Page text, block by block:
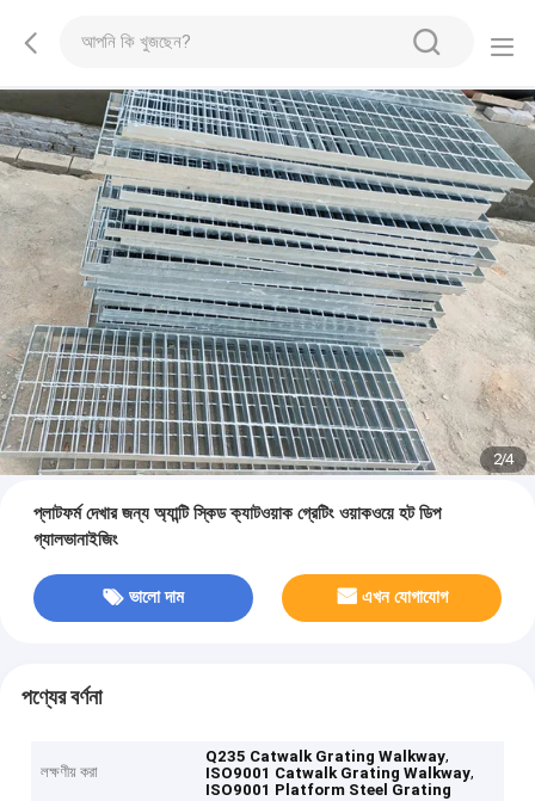
2/4
প্লাটফর্ম দেখার জন্য অ্যান্টি স্কিড ক্যাটওয়াক গ্রেটিং ওয়াকওয়ে হট ডিপ
গ্যালভানাইজিং
ভালো দাম এখন যোগাযোগ
পণ্যের বর্ণনা
লক্ষণীয় করা
Q235 Catwalk Grating Walkway,
ISO9001 Catwalk Grating Walkway,
ISO9001 Platform Steel Grating